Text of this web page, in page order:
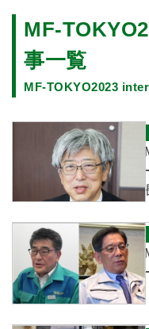
MF-
事一覧
MF-TOKYO2023